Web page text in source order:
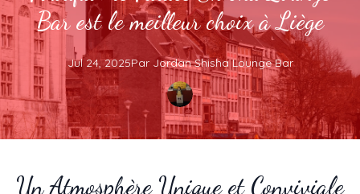
Bar est le meilleur choix à Liège
Jul 24, 2025Par Jordan Shisha Lounge Bar
Un Atmosphère Unique et Conviviale